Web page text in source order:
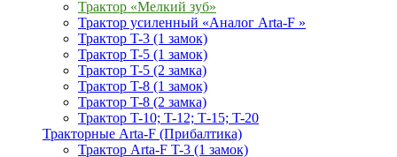
Трактор «Мелкий зуб»
Трактор усиленный «Аналог Arta-F »
Трактор T-3 (1 замок)
Трактор T-5 (1 замок)
Трактор T-5 (2 замка)
Трактор T-8 (1 замок)
Трактор T-8 (2 замка)
Трактор T-10; T-12; Т-15; T-20
Тракторные Arta-F (Прибалтика)
Трактор Arta-F T-3 (1 замок)